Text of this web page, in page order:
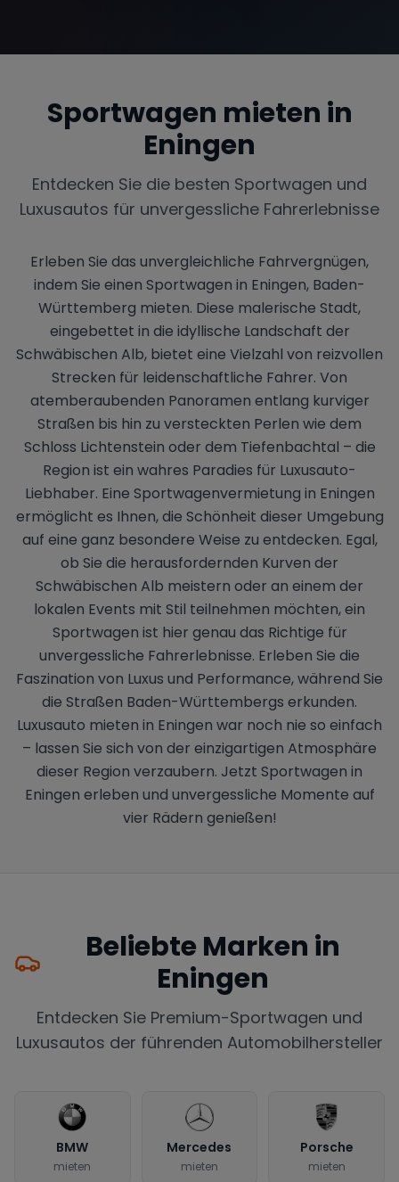
Sportwagen mieten in
Eningen
Entdecken Sie die besten Sportwagen und
Luxusautos für unvergessliche Fahrerlebnisse
Erleben Sie das unvergleichliche Fahrvergnügen,
indem Sie einen Sportwagen in Eningen, Baden-
Württemberg mieten. Diese malerische Stadt,
eingebettet in die idyllische Landschaft der
Schwäbischen Alb, bietet eine Vielzahl von reizvollen
Strecken für leidenschaftliche Fahrer. Von
atemberaubenden Panoramen entlang kurviger
Straßen bis hin zu versteckten Perlen wie dem
Schloss Lichtenstein oder dem Tiefenbachtal – die
Region ist ein wahres Paradies für Luxusauto-
Liebhaber. Eine Sportwagenvermietung in Eningen
ermöglicht es Ihnen, die Schönheit dieser Umgebung
auf eine ganz besondere Weise zu entdecken. Egal,
ob Sie die herausfordernden Kurven der
Schwäbischen Alb meistern oder an einem der
lokalen Events mit Stil teilnehmen möchten, ein
Sportwagen ist hier genau das Richtige für
unvergessliche Fahrerlebnisse. Erleben Sie die
Faszination von Luxus und Performance, während Sie
die Straßen Baden-Württembergs erkunden.
Luxusauto mieten in Eningen war noch nie so einfach
– lassen Sie sich von der einzigartigen Atmosphäre
dieser Region verzaubern. Jetzt Sportwagen in
Eningen erleben und unvergessliche Momente auf
vier Rädern genießen!
Beliebte Marken in
Eningen
Entdecken Sie Premium-Sportwagen und
Luxusautos der führenden Automobilhersteller
BMW
mieten
Mercedes
mieten
Porsche
mieten